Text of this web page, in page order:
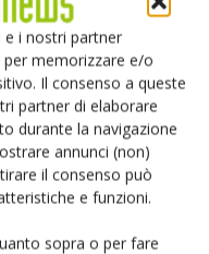
e i nostri partner
memorizzare e/o
Il consenso a queste
partner di elaborare
durante la navigazione
annunci (non)
il consenso può
e funzioni.
sopra o per fare